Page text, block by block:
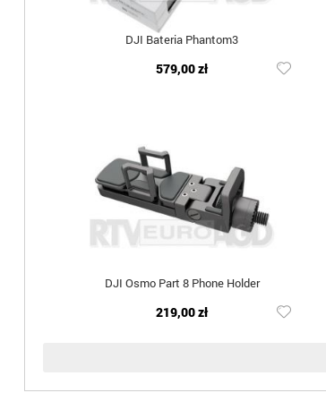
DJI Bateria Phantom3
579,00 zł
DJI Osmo Part 8 Phone Holder
219,00 zł